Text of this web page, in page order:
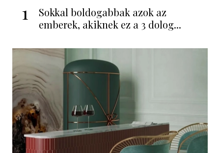
1
Sokkal boldogabbak azok az
emberek, akiknek ez a 3 dolog...